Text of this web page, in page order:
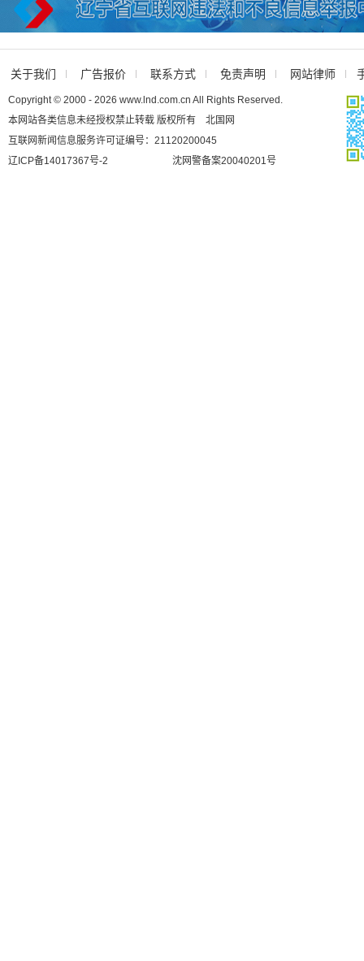
关于我们 广告报价 联系方式 免责声明 网站律师
Copyright © 2000 - 2026 www.lnd.com.cn All Rights Reserved.
本网站各类信息未经授权禁止转载 版权所有 北国网
互联网新闻信息服务许可证编号：21120200045
辽ICP备14017367号-2
沈网警备案20040201号